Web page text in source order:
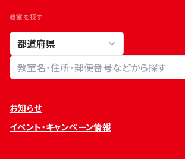
教室を探す
教室検索
お知らせ
イベント・キャンペーン情報